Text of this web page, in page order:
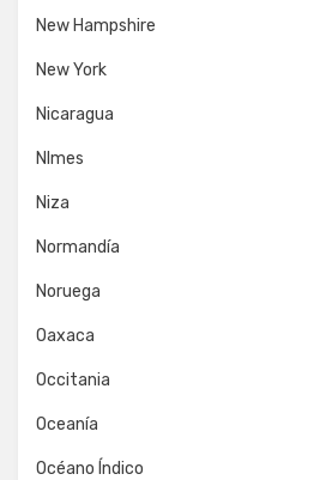
New Hampshire
New York
Nicaragua
NImes
Niza
Normandía
Noruega
Oaxaca
Occitania
Oceanía
Océano Índico